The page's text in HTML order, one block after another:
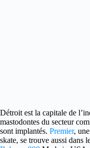
Détroit est la capitale de
mastodontes du secteur
sont implantés. Premier,
skate, se trouve aussi dans